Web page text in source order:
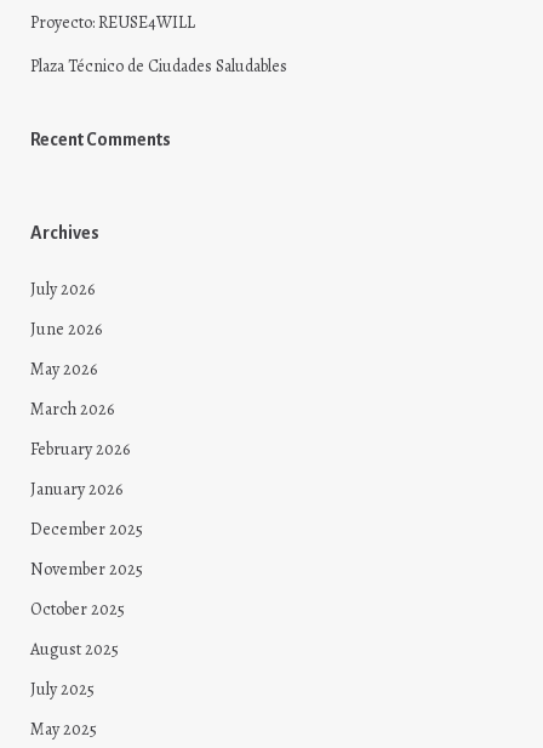
Proyecto: REUSE4WILL
Plaza Técnico de Ciudades Saludables
Recent Comments
Archives
July 2026
June 2026
May 2026
March 2026
February 2026
January 2026
December 2025
November 2025
October 2025
August 2025
July 2025
May 2025